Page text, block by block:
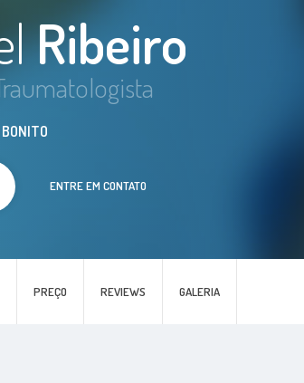
PREÇO REVIEWS GALERIA
Ribeiro
BONITO
ENTRE EM CONTATO